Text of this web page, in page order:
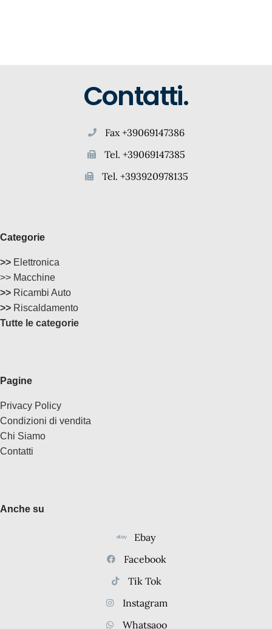
Contatti.
Fax +39069147386
Tel. +39069147385
Tel. +393920978135
Categorie
>> Elettronica
>> Macchine
>> Ricambi Auto
>> Riscaldamento
Tutte le categorie
Pagine
Privacy Policy
Condizioni di vendita
Chi Siamo
Contatti
Anche su
Ebay
Facebook
Tik Tok
Instagram
Whatsaoo